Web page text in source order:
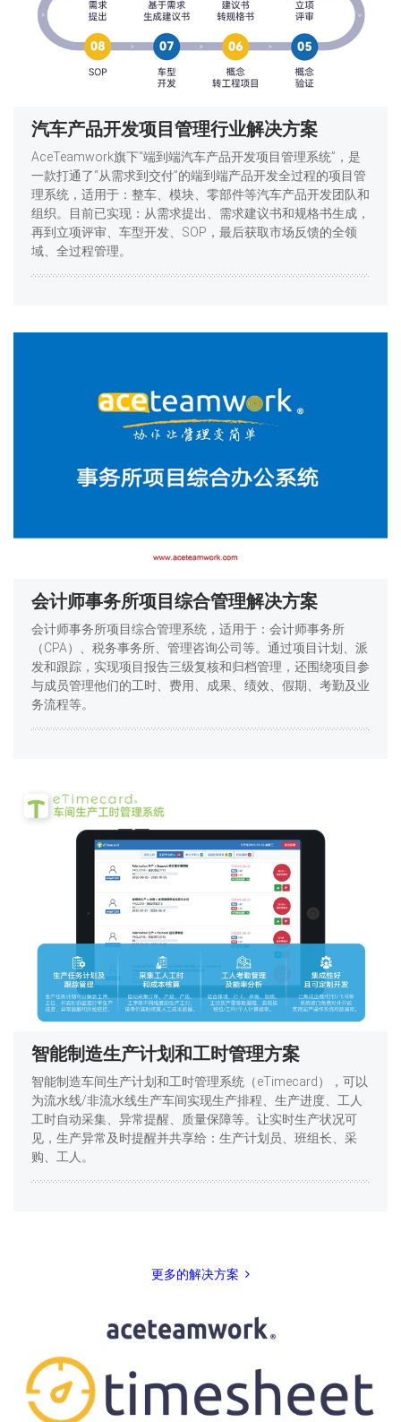
汽车产品开发项目管理行业解决方案
AceTeamwork旗下“端到端汽车产品开发项目管理系统”，是
一款打通了“从需求到交付”的端到端产品开发全过程的项目管
理系统，适用于：整车、模块、零部件等汽车产品开发团队和
组织。目前已实现：从需求提出、需求建议书和规格书生成，
再到立项评审、车型开发、SOP，最后获取市场反馈的全领
域、全过程管理。
会计师事务所项目综合管理解决方案
会计师事务所项目综合管理系统，适用于：会计师事务所
（CPA）、税务事务所、管理咨询公司等。通过项目计划、派
发和跟踪，实现项目报告三级复核和归档管理，还围绕项目参
与成员管理他们的工时、费用、成果、绩效、假期、考勤及业
务流程等。
智能制造生产计划和工时管理方案
智能制造车间生产计划和工时管理系统（eTimecard），可以
为流水线/非流水线生产车间实现生产排程、生产进度、工人
工时自动采集、异常提醒、质量保障等。让实时生产状况可
见，生产异常及时提醒并共享给：生产计划员、班组长、采
购、工人。
更多的解决方案